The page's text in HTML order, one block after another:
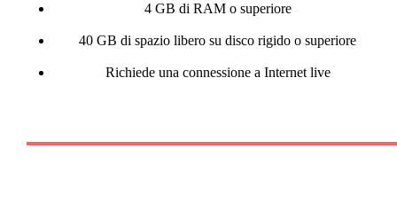
4 GB di RAM o superiore
40 GB di spazio libero su disco rigido o superiore
Richiede una connessione a Internet live